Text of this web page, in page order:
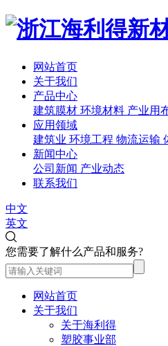
网站首页
关于我们
产品中心
建筑膜材 环境材料 产业用
应用领域
建筑业 环境工程 物流运输
新闻中心
公司新闻 产业动态
联系我们
中文
英文
您需要了解什么产品和服务?
网站首页
关于我们
关于海利得
塑胶事业部